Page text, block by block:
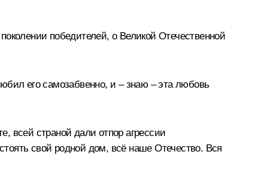
победителей, о Великой Отечественной
его самозабвенно, и – знаю – эта любовь
всей страной дали отпор агрессии
свой родной дом, всё наше Отечество. Вся